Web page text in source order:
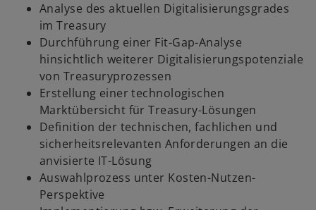
Analyse des aktuellen Digitalisierungsgrades
im Treasury
Durchführung einer Fit-Gap-Analyse
hinsichtlich weiterer Digitalisierungspotenziale
von Treasuryprozessen
Erstellung einer technologischen
Marktübersicht für Treasury-Lösungen
Definition der technischen, fachlichen und
sicherheitsrelevanten Anforderungen an die
anvisierte IT-Lösung
Auswahlprozess unter Kosten-Nutzen-
Perspektive